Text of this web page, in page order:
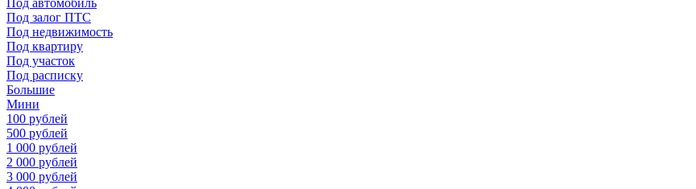
Под залог ПТС
Под недвижимость
Под квартиру
Под участок
Под расписку
Большие
Мини
100 рублей
500 рублей
1 000 рублей
2 000 рублей
3 000 рублей